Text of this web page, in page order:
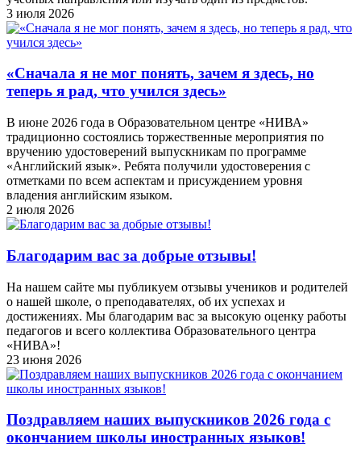
3 июля 2026
«Сначала я не мог понять, зачем я здесь, но
теперь я рад, что учился здесь»
В июне 2026 года в Образовательном центре «НИВА»
традиционно состоялись торжественные мероприятия по
вручению удостоверений выпускникам по программе
«Английский язык». Ребята получили удостоверения с
отметками по всем аспектам и присуждением уровня
владения английским языком.
2 июля 2026
Благодарим вас за добрые отзывы!
На нашем сайте мы публикуем отзывы учеников и родителей
о нашей школе, о преподавателях, об их успехах и
достижениях. Мы благодарим вас за высокую оценку работы
педагогов и всего коллектива Образовательного центра
«НИВА»!
23 июня 2026
Поздравляем наших выпускников 2026 года c
окончанием школы иностранных языков!